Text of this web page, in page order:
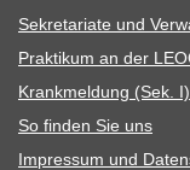
Sekre­ta­riate und
Prak­ti­kum an der
Krank­mel­dung (Sek. I)
So fin­den Sie uns
Impres­sum und